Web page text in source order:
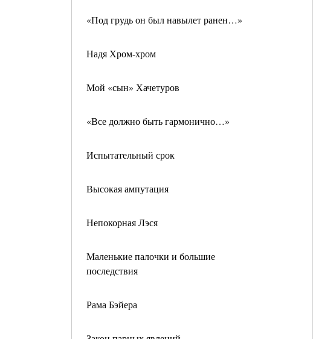
«Под грудь он был навылет ранен…»
Надя Хром-хром
Мой «сын» Хачетуров
«Все должно быть гармонично…»
Испытательный срок
Высокая ампутация
Непокорная Лэся
Маленькие палочки и большие
последствия
Рама Бэйера